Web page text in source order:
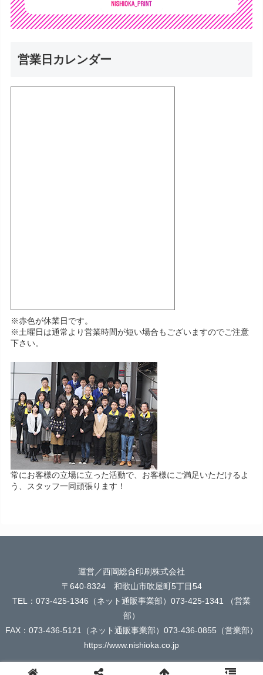
営業日カレンダー
※赤色が休業日です。
※土曜日は通常より営業時間が短い場合もございますのでご注意
下さい。
常にお客様の立場に立った活動で、お客様にご満足いただけるよ
う、スタッフ一同頑張ります！
運営／西岡総合印刷株式会社
〒640-8324 和歌山市吹屋町5丁目54
TEL：073-425-1346（ネット通販事業部）073-425-1341 （営業
部）
FAX：073-436-5121（ネット通販事業部）073-436-0855（営業部）
https://www.nishioka.co.jp